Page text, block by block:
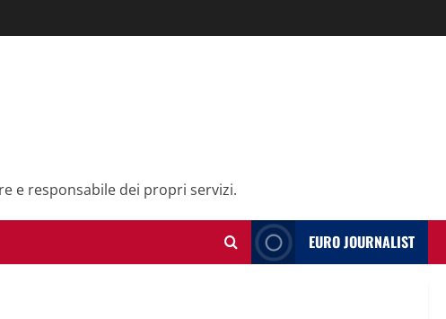
e responsabile dei propri servizi.
EURO JOURNALIST